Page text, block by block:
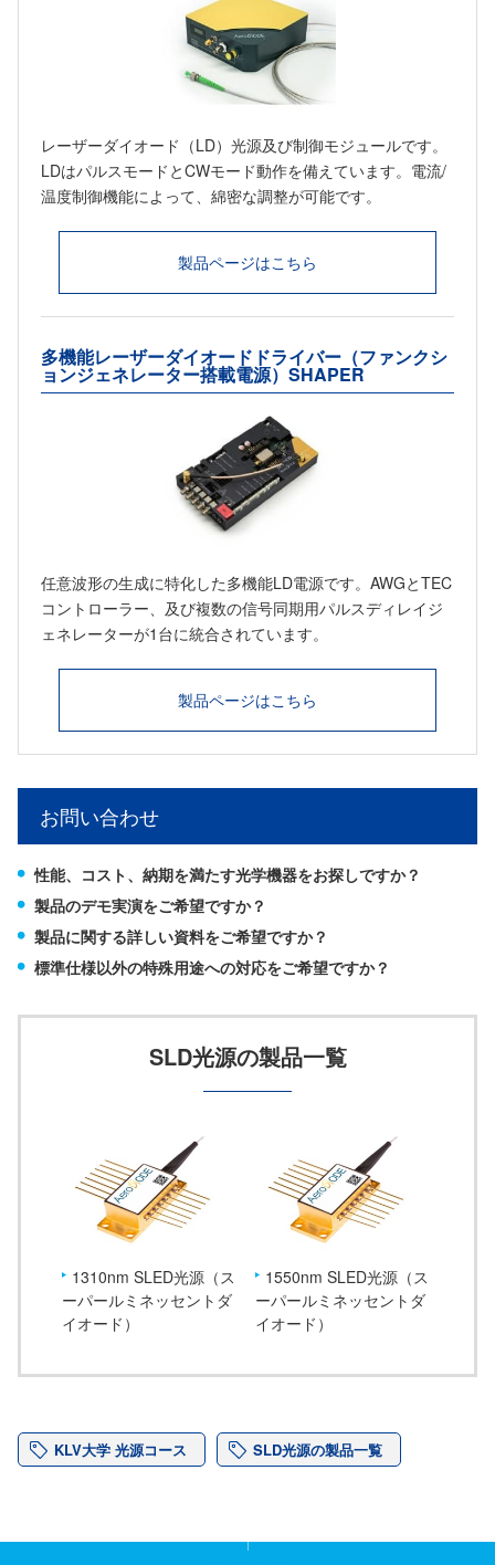
レーザーダイオード（LD）光源及び制御モジュールです。
LDはパルスモードとCWモード動作を備えています。電流/
温度制御機能によって、綿密な調整が可能です。
製品ページはこちら
多機能レーザーダイオードドライバー（ファンクシ
ョンジェネレーター搭載電源）SHAPER
任意波形の生成に特化した多機能LD電源です。AWGとTEC
コントローラー、及び複数の信号同期用パルスディレイジ
ェネレーターが1台に統合されています。
製品ページはこちら
お問い合わせ
性能、コスト、納期を満たす光学機器をお探しですか？
製品のデモ実演をご希望ですか？
製品に関する詳しい資料をご希望ですか？
標準仕様以外の特殊用途への対応をご希望ですか？
SLD光源の製品一覧
1310nm SLED光源（ス
ーパールミネッセントダ
イオード）
1550nm SLED光源（ス
ーパールミネッセントダ
イオード）
KLV大学 光源コース SLD光源の製品一覧